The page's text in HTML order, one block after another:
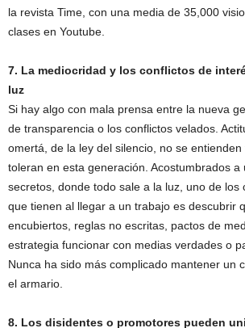
la revista Time, con una media de 35,000
clases en Youtube.
7. La mediocridad y los conflictos de
luz
Si hay algo con mala prensa entre la nueva
de transparencia o los conflictos velados.
omertá, de la ley del silencio, no se
toleran en esta generación. Acostumbrados a
secretos, donde todo sale a la luz, uno de los
que tienen al llegar a un trabajo es descubrir
encubiertos, reglas no escritas, pactos de
estrategia funcionar con medias verdades o
Nunca ha sido más complicado mantener un
el armario.
8. Los disidentes o promotores pueden